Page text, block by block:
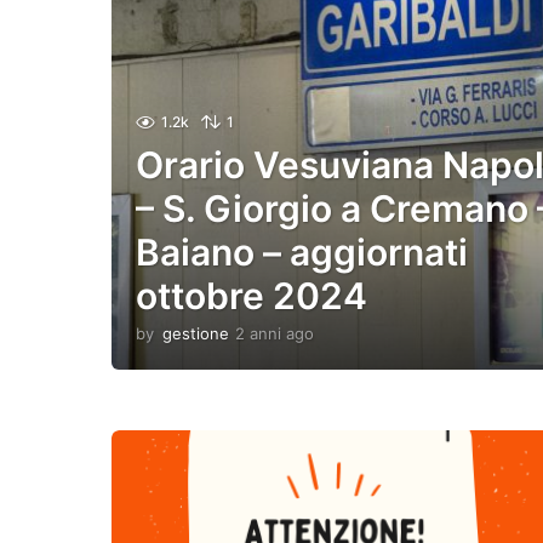
1.2k 1
Orario Vesuviana
– S. Giorgio a Cremano
Baiano – aggiornati
ottobre 2024
by gestione 2 anni ago
g
o